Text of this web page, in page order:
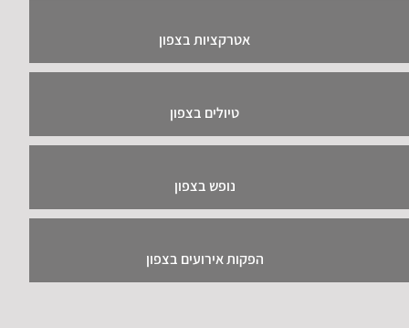
אטרקציות בצפון
טיולים בצפון
נופש בצפון
הפקות אירועים בצפון